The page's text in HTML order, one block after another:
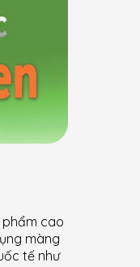
phẩm cao
màng
tế như